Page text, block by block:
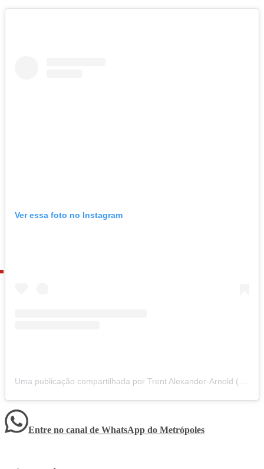
Ver essa foto no Instagram
Entre no canal de WhatsApp do Metrópoles